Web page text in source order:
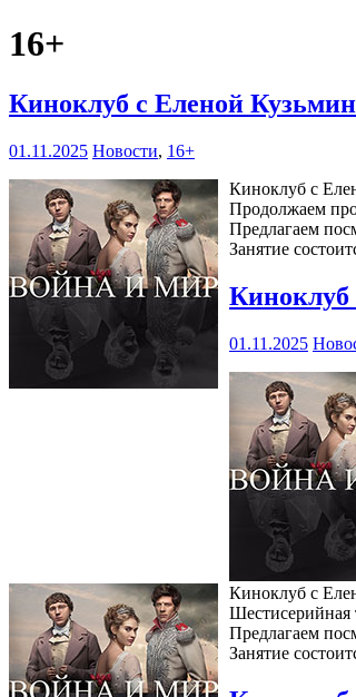
16+
Киноклуб с Еленой
01.11.2025 Новости, 16+
Киноклуб с
Продолжаем
Предлагаем
Занятие
Киноклуб
01.11.2025
Киноклуб с
Шестисерийная
Предлагаем
Занятие